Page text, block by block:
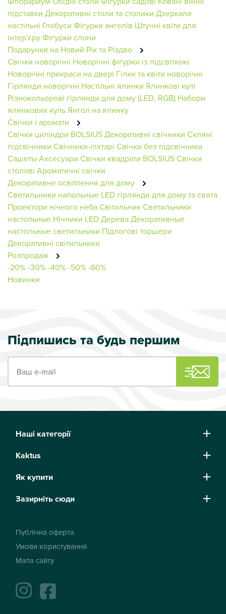
підставки Декоративні столи та столики Дзеркала
настільні Глобуси Фігурки ангелів Штучні квіти для
інтер'єруФігурки слони
Подарунки на Новий Рік та Різдво
Свічки новорічні Новорічні фігурки із підсвіткою
Новорічні прикраси на двері Гілки та квіти новорічні
Гірлянди новорічні Настільні ялинки Ялинкові кулі
Різнокольорові гірлянди для дому (LED, RGB) Набори
ялинкових куль Янгол на ялинку
Свічки і аромати
Свічки циліндри BOLSIUSДекоративні свічники Скляні
підсвічники Свічники-ліхтарі Свічки без підсвічника
СашетыАксесуари Свічки квадрати BOLSIUSСвічки
столові Ароматичні свічки
Декоративне освітлення для дому
Светильники напольные LED гірлянди для дому та свята
Проектори нічного небаСвітильникСветильники
настольные Нічники LED ДереваДекоративные
настольные светильники Підлогові торшери
Декоративні світильники
Розпродаж
-20%-30%-40%-50%-60%
Новинки
Підпишись та будь першим
Наші категорії
Kaktus
Як купити
Зазирніть сюди
Публічна оферта
Умови користування
Мапа сайту
instagramfacebook